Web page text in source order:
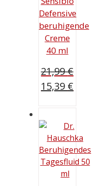
Defensive
beruhigende
Creme
40 ml
21,99€
Ursprünglicher
21,99 €
15,39 €
ist:
15,39 €.